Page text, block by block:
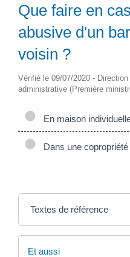
Que faire en
abusive d'un
voisin ?
Vérifié le 09/07/2020 -
administrative (Première
En maison
Dans une
Textes de référence
Et aussi